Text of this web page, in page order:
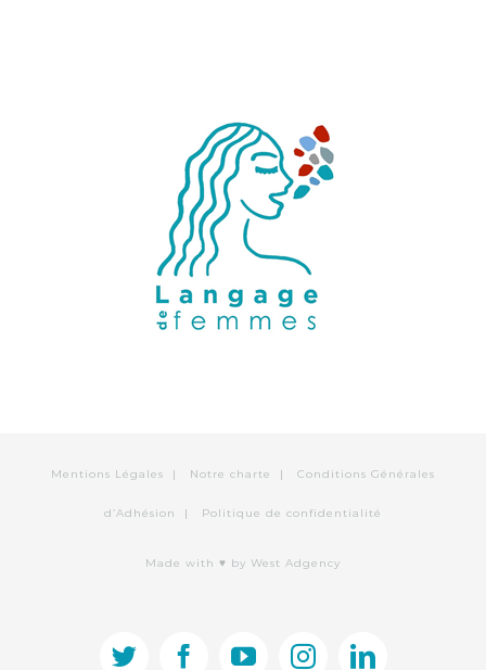
Mentions Légales | Notre charte | Conditions Générales
d’Adhésion | Politique de confidentialité
Made with ♥ by West Adgency
twitter facebookyoutubeinstagramlinkedin